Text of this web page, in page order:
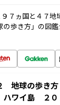
７ヵ国と４７地
歩き方」の図
地球の歩き
ワイ島 ２０